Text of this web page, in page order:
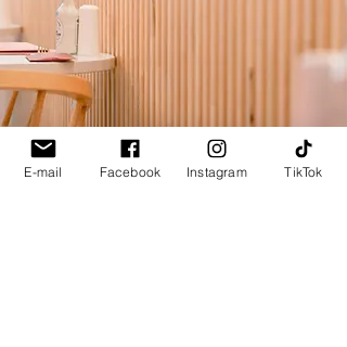
E-mail Facebook Instagram TikTok